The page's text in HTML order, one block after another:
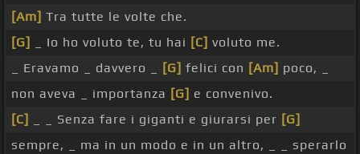
[Am] Tra tutte le volte che.
[G]
_ Io ho voluto te, tu hai [C] voluto me.
_ Eravamo _ davvero _
[G] felici con [Am] poco, _
non aveva _ importanza [G] e convenivo.
[C]
_ _ Senza fare i giganti e giurarsi per [G]
sempre, _ ma in un modo e in un altro, _ _ sperarlo